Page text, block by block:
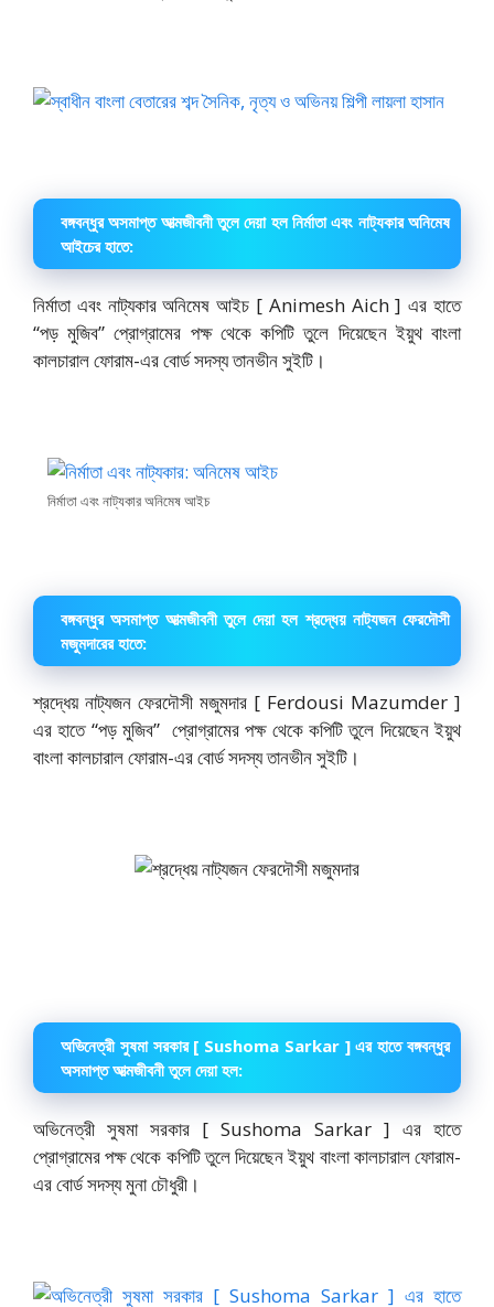
বঙ্গবন্ধুর অসমাপ্ত আত্মজীবনী তুলে দেয়া হল নির্মাতা এবং নাট্যকার অনিমেষ
আইচের হাতে:
নির্মাতা এবং নাট্যকার অনিমেষ আইচ [ Animesh Aich ] এর হাতে
“পড় মুজিব” প্রোগ্রামের পক্ষ থেকে কপিটি তুলে দিয়েছেন ইয়ুথ বাংলা
কালচারাল ফোরাম-এর বোর্ড সদস্য তানভীন সুইটি।
নির্মাতা এবং নাট্যকার অনিমেষ আইচ
বঙ্গবন্ধুর অসমাপ্ত আত্মজীবনী তুলে দেয়া হল শ্রদ্ধেয় নাট্যজন ফেরদৌসী
মজুমদারের হাতে:
শ্রদ্ধেয় নাট্যজন ফেরদৌসী মজুমদার [ Ferdousi Mazumder ]
এর হাতে “পড় মুজিব” প্রোগ্রামের পক্ষ থেকে কপিটি তুলে দিয়েছেন ইয়ুথ
বাংলা কালচারাল ফোরাম-এর বোর্ড সদস্য তানভীন সুইটি।
অভিনেত্রী সুষমা সরকার [ Sushoma Sarkar ] এর হাতে বঙ্গবন্ধুর
অসমাপ্ত আত্মজীবনী তুলে দেয়া হল:
অভিনেত্রী সুষমা সরকার [ Sushoma Sarkar ] এর হাতে
প্রোগ্রামের পক্ষ থেকে কপিটি তুলে দিয়েছেন ইয়ুথ বাংলা কালচারাল ফোরাম-
এর বোর্ড সদস্য মুনা চৌধুরী।